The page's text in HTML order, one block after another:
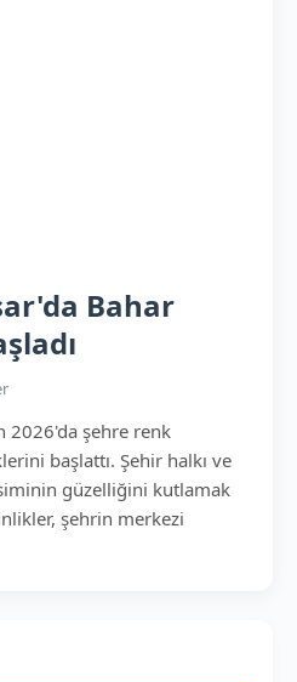
Bahar
2026'da şehre renk
başlattı. Şehir halkı ve
güzelliğini kutlamak
şehrin merkezi